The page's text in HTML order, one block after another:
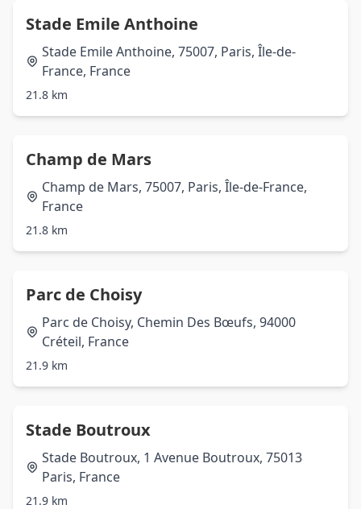
Stade Emile Anthoine
Stade Emile Anthoine, 75007, Paris, Île-de-
France, France
21.8 km
Champ de Mars
Champ de Mars, 75007, Paris, Île-de-France,
France
21.8 km
Parc de Choisy
Parc de Choisy, Chemin Des Bœufs, 94000
Créteil, France
21.9 km
Stade Boutroux
Stade Boutroux, 1 Avenue Boutroux, 75013
Paris, France
21.9 km